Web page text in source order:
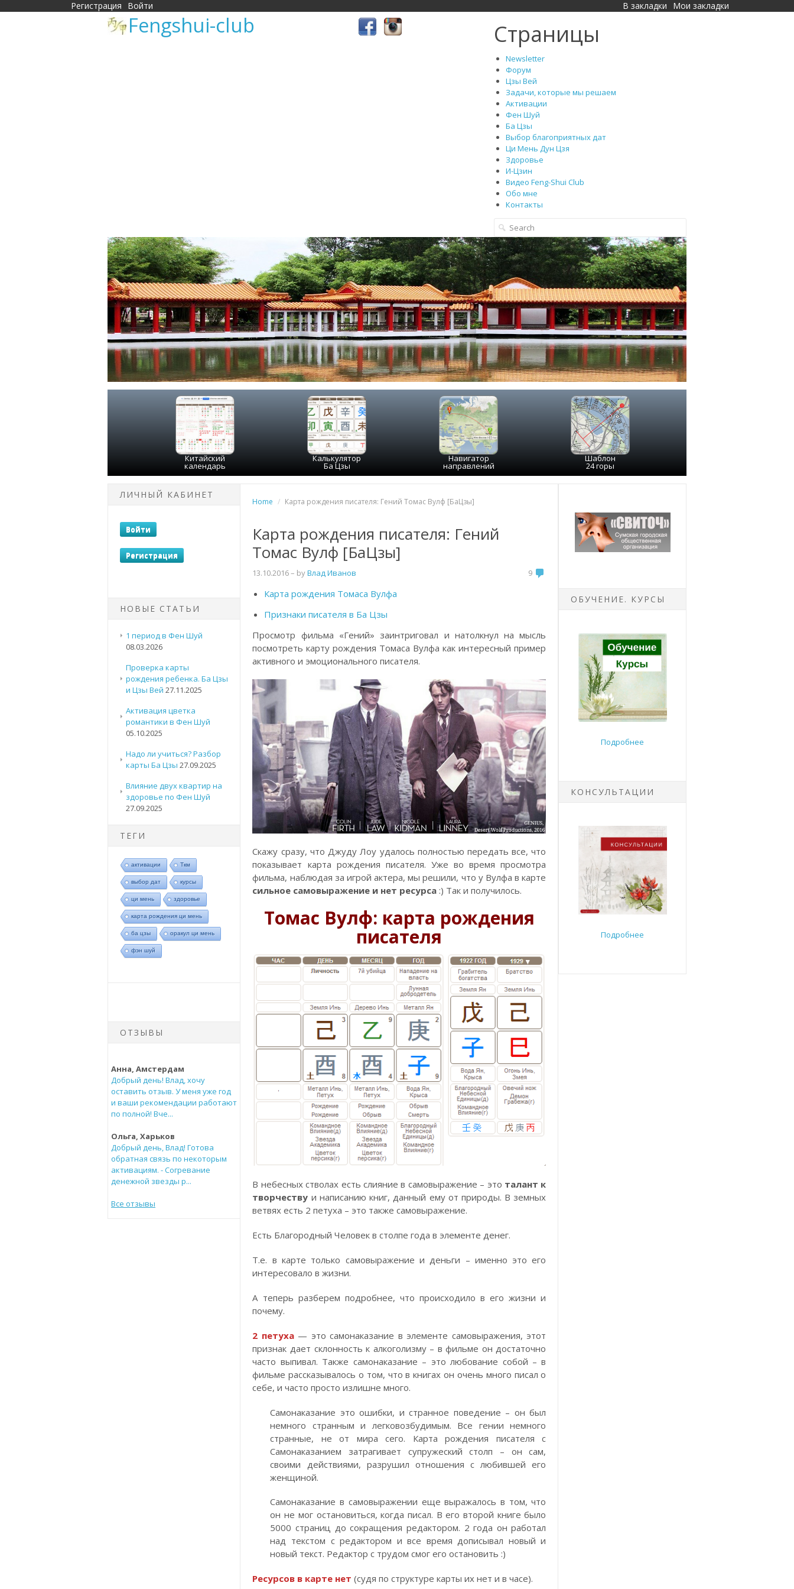
Fengshui-club Страницы
Newsletter
Форум
Цзы Вей
Задачи, которые мы решаем
Активации
Фен Шуй
Ба Цзы
Выбор благоприятных дат
Ци Мень Дун Цзя
Здоровье
И-Цзин
Видео Feng-Shui Club
Обо мне
Контакты
Китайский
календарь
Калькулятор
Ба Цзы
Навигатор
направлений
Шаблон
24 горы
ЛИЧНЫЙ КАБИНЕТ
НОВЫЕ СТАТЬИ
1 период в Фен Шуй
08.03.2026
Проверка карты
рождения ребенка. Ба Цзы
и Цзы Вей 27.11.2025
Активация цветка
романтики в Фен Шуй
05.10.2025
Надо ли учиться? Разбор
карты Ба Цзы 27.09.2025
Влияние двух квартир на
здоровье по Фен Шуй
27.09.2025
ТЕГИ
активации Ткм
выбор дат курсы
ци мень здоровье
карта рождения ци мень
ба цзы оракул ци мень
фэн шуй
ОТЗЫВЫ
Анна, Амстердам
Добрый день! Влад, хочу
оставить отзыв. У меня уже год
и ваши рекомендации работают
по полной! Вче...
Ольга, Харьков
Добрый день, Влад! Готова
обратная связь по некоторым
активациям. - Согревание
денежной звезды р...
Все отзывы
Home / Карта рождения писателя: Гений Томас Вулф [БаЦзы]
Карта рождения писателя: Гений
Томас Вулф [БаЦзы]
13.10.2016– byВлад Иванов 9
Карта рождения Томаса Вулфа
Признаки писателя в Ба Цзы
Просмотр фильма «Гений» заинтриговал и натолкнул на мысль
посмотреть карту рождения Томаса Вулфа как интересный пример
активного и эмоционального писателя.
Скажу сразу, что Джуду Лоу удалось полностью передать все, что
показывает карта рождения писателя. Уже во время просмотра
фильма, наблюдая за игрой актера, мы решили, что у Вулфа в карте
сильное самовыражение и нет ресурса :) Так и получилось.
Томас Вулф: карта рождения
писателя
В небесных стволах есть слияние в самовыражение – это талант к
творчеству и написанию книг, данный ему от природы. В земных
ветвях есть 2 петуха – это также самовыражение.
Есть Благородный Человек в столпе года в элементе денег.
Т.е. в карте только самовыражение и деньги – именно это его
интересовало в жизни.
А теперь разберем подробнее, что происходило в его жизни и
почему.
2 петуха— это самонаказание в элементе самовыражения, этот
признак дает склонность к алкоголизму – в фильме он достаточно
часто выпивал. Также самонаказание – это любование собой – в
фильме рассказывалось о том, что в книгах он очень много писал о
себе, и часто просто излишне много.
Самонаказание это ошибки, и странное поведение – он был
немного странным и легковозбудимым. Все гении немного
странные, не от мира сего. Карта рождения писателя с
Самонаказанием затрагивает супружеский столп – он сам,
своими действиями, разрушил отношения с любившей его
женщиной.
Самонаказание в самовыражении еще выражалось в том, что
он не мог остановиться, когда писал. В его второй книге было
5000 страниц до сокращения редактором. 2 года он работал
над текстом с редактором и все время дописывал новый и
новый текст. Редактор с трудом смог его остановить :)
Ресурсов в карте нет (судя по структуре карты их нет и в часе).
ОБУЧЕНИЕ. КУРСЫ
Подробнее
КОНСУЛЬТАЦИИ
Подробнее
В закладки Мои закладки
Регистрация Войти